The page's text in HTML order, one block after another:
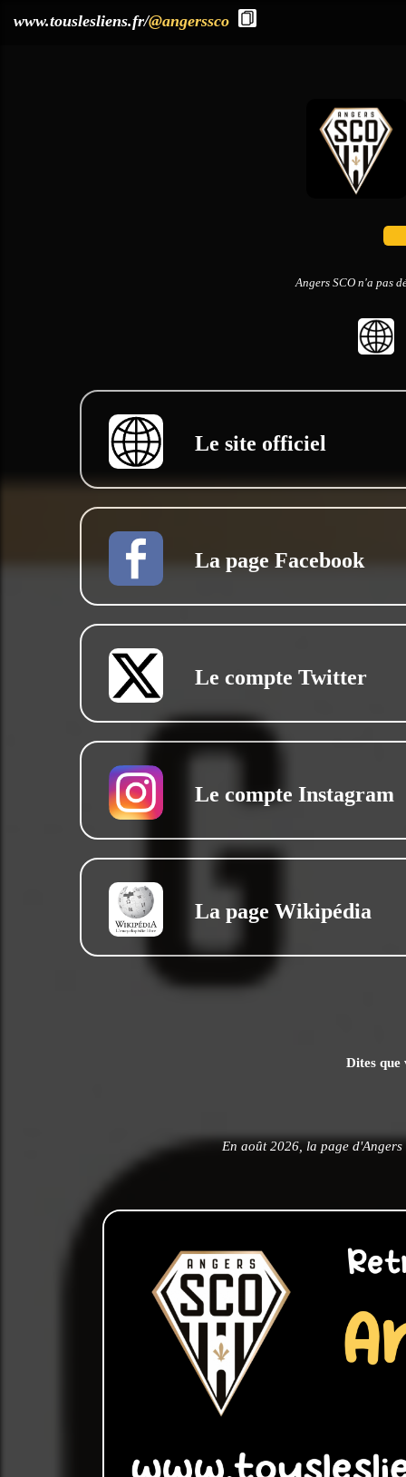
www.touslesliens.fr/@angerssco
Angers SCO n'a pas
Le site officiel
La page Facebook
Le compte Twitter
Le compte Instagram
La page Wikipédia
Dites que
En août 2026, la page